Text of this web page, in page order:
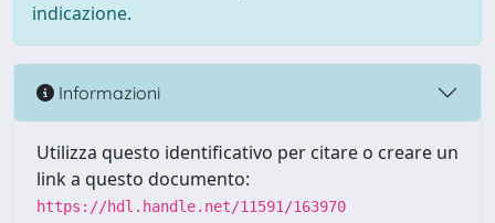
indicazione.
Informazioni
Utilizza questo identificativo per citare o creare un
link a questo documento:
https://hdl.handle.net/11591/163970